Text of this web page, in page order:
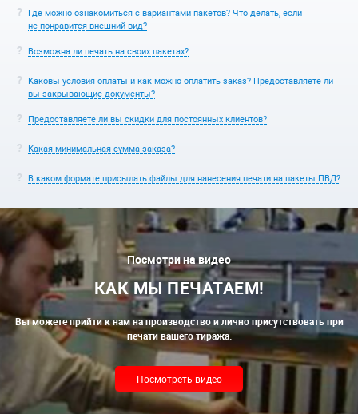
Где можно ознакомиться с вариантами пакетов? Что делать, если
не понравится внешний вид?
Возможна ли печать на своих пакетах?
Каковы условия оплаты и как можно оплатить заказ? Предоставляете ли
вы закрывающие документы?
Предоставляете ли вы скидки для постоянных клиентов?
Какая минимальная сумма заказа?
В каком формате присылать файлы для нанесения печати на пакеты ПВД?
Посмотри на видео
КАК МЫ ПЕЧАТАЕМ!
Вы можете прийти к нам на производство и лично присутствовать при
печати вашего тиража.
Посмотреть видео